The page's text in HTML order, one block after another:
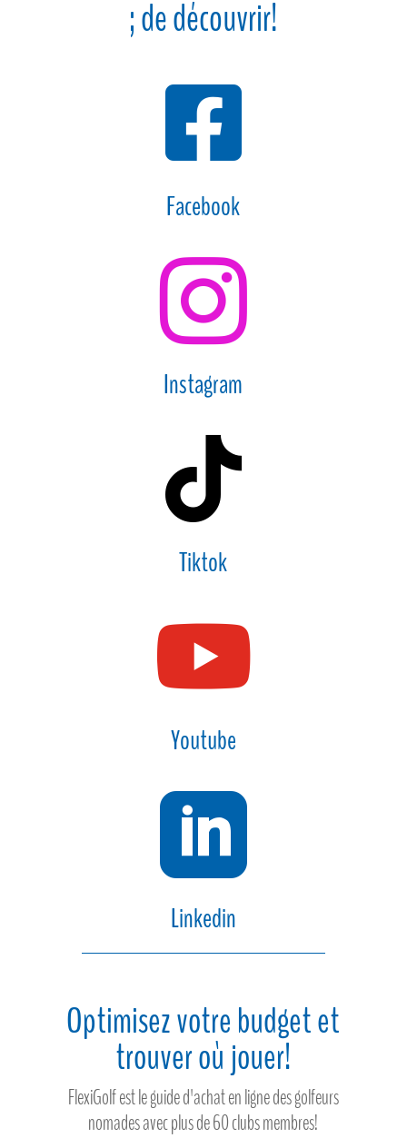
; de découvrir!

Facebook

Instagram

Tiktok

Youtube

Linkedin
Optimisez votre budget et
trouver où jouer!
FlexiGolf est le guide d'achat en ligne des golfeurs
nomades avec plus de 60 clubs membres!